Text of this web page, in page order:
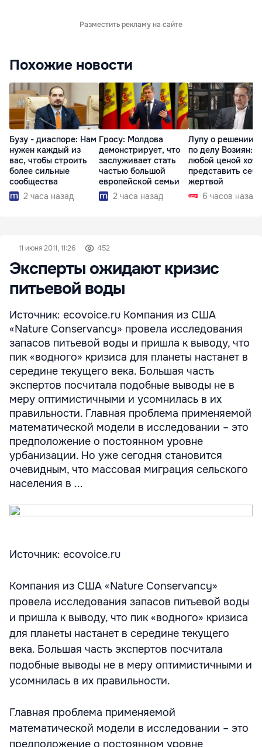
Разместить рекламу на сайте
Похожие новости
Бузу - диаспоре: Нам
нужен каждый из
вас, чтобы строить
более сильные
сообщества
2 часа назад
Гросу: Молдова
демонстрирует, что
заслуживает стать
частью большой
европейской семьи
2 часа назад
Лупу о решении
по делу Возиян:
любой ценой
представить себя
жертвой
6 часов назад
11 июня 2011, 11:26 452
Эксперты ожидают кризис
питьевой воды
Источник: ecovoice.ru Компания из США
«Nature Conservancy» провела исследования
запасов питьевой воды и пришла к выводу, что
пик «водного» кризиса для планеты настанет в
середине текущего века. Большая часть
экспертов посчитала подобные выводы не в
меру оптимистичными и усомнилась в их
правильности. Главная проблема применяемой
математической модели в исследовании – это
предположение о постоянном уровне
урбанизации. Но уже сегодня становится
очевидным, что массовая миграция сельского
населения в ...
Источник: ecovoice.ru
Компания из США «Nature Conservancy»
провела исследования запасов питьевой воды
и пришла к выводу, что пик «водного» кризиса
для планеты настанет в середине текущего
века. Большая часть экспертов посчитала
подобные выводы не в меру оптимистичными и
усомнилась в их правильности.
Главная проблема применяемой
математической модели в исследовании – это
предположение о постоянном уровне